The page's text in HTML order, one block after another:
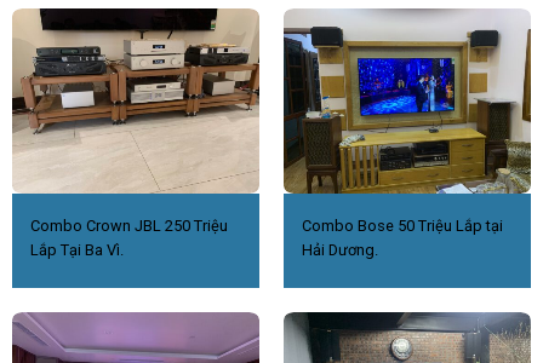
Combo Crown JBL 250 Triệu
Lắp Tại Ba Vì.
Combo Bose 50 Triệu Lắp tại
Hải Dương.